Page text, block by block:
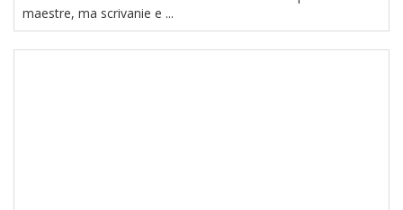
maestre, ma scrivanie e ...